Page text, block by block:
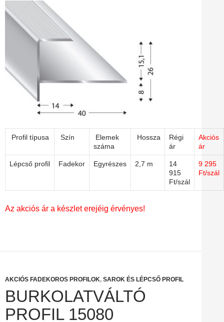
Profil típusa Szín
Elemek
száma
Hossza
Régi
ár
Akciós
ár
Lépcső profil Fadekor Egyrészes 2,7 m
14
915
Ft/szál
9 295
Ft/szál
Az akciós ár a készlet erejéig érvényes!
AKCIÓS FADEKOROS PROFILOK, SAROK ÉS LÉPCSŐ PROFIL
BURKOLATVÁLTÓ
PROFIL 15080